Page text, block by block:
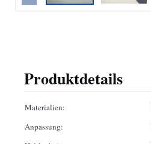
Produktdetails
Materialien:
Anpassung: